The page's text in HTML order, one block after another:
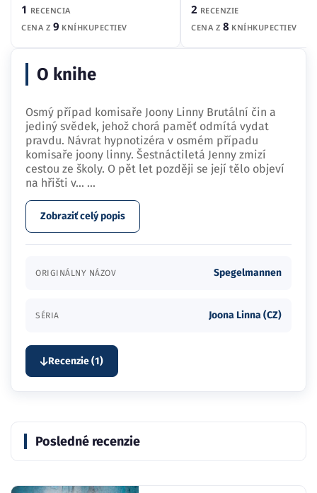
1 RECENCIA
CENA Z 9 KNÍHKUPECTIEV
2 RECENZIE
CENA Z 8 KNÍHKUPECTIEV
O knihe
Osmý případ komisaře Joony Linny Brutální čin a
jediný svědek, jehož chorá paměť odmítá vydat
pravdu. Návrat hypnotizéra v osmém případu
komisaře joony linny. Šestnáctiletá Jenny zmizí
cestou ze školy. O pět let později se její tělo objeví
na hřišti v… ...
Zobraziť celý popis
ORIGINÁLNY NÁZOV Spegelmannen
SÉRIA Joona Linna (CZ)
Recenzie (1)
Posledné recenzie